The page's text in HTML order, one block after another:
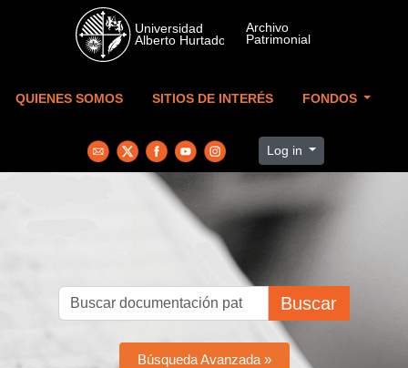
Skip to main content
QUIENES SOMOS SITIOS DE INTERÉS FONDOS
Log in
Buscar
Búsqueda Avanzada »